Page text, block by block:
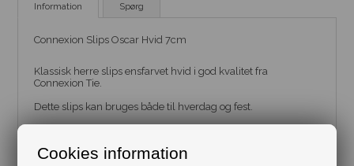
Cookies information
Information Spørg
Connexion Slips Oscar Hvid 7cm
Klassisk herre slips ensfarvet hvid i god kvalitet fra
Connexion Tie.
Dette slips kan bruges både til hverdag og fest.